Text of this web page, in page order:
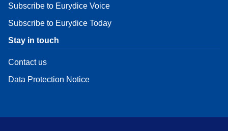
Subscribe to Eurydice Voice
Subscribe to Eurydice Today
Stay in touch
Contact us
Data Protection Notice